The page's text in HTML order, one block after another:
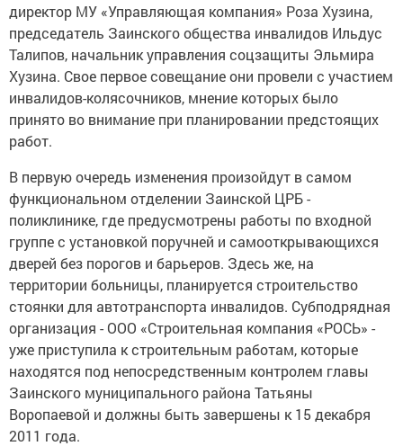
директор МУ «Управляющая компания» Роза Хузина,
председатель Заинского общества инвалидов Ильдус
Талипов, начальник управления соцзащиты Эльмира
Хузина. Свое первое совещание они провели с участием
инвалидов-колясочников, мнение которых было
принято во внимание при планировании предстоящих
работ.
В первую очередь изменения произойдут в самом
функциональном отделении Заинской ЦРБ -
поликлинике, где предусмотрены работы по входной
группе с установкой поручней и самооткрывающихся
дверей без порогов и барьеров. Здесь же, на
территории больницы, планируется строительство
стоянки для автотранспорта инвалидов. Субподрядная
организация - ООО «Строительная компания «РОСЬ» -
уже приступила к строительным работам, которые
находятся под непосредственным контролем главы
Заинского муниципального района Татьяны
Воропаевой и должны быть завершены к 15 декабря
2011 года.